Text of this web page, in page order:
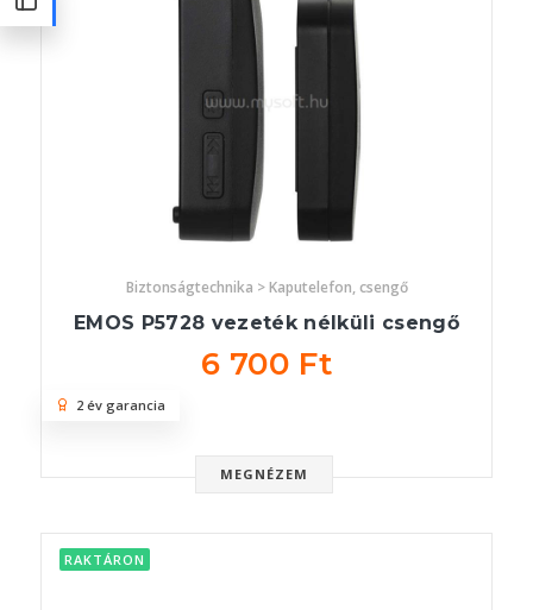
Biztonságtechnika > Kaputelefon, csengő
EMOS P5728 vezeték nélküli csengő
6 700 Ft
MEGNÉZEM
2 év garancia
RAKTÁRON